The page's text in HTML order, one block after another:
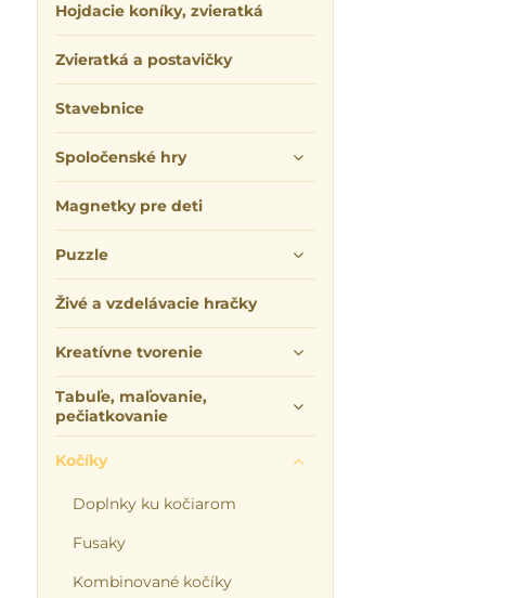
Hojdacie koníky, zvieratká
Zvieratká a postavičky
Stavebnice
Spoločenské hry
Magnetky pre deti
Puzzle
Živé a vzdelávacie hračky
Kreatívne tvorenie
Tabuľe, maľovanie,
pečiatkovanie
Kočíky
Doplnky ku kočiarom
Fusaky
Kombinované kočíky